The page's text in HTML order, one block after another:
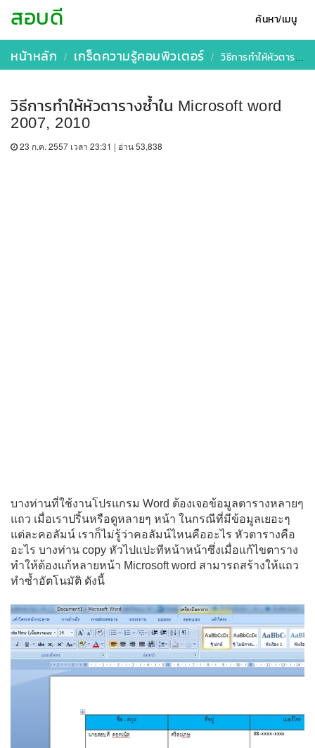
ค้นหา/เมนู
สอบดี
หน้าหลัก เกร็ดความรู้คอมพิวเตอร์ วิธีการทำให้หัวตารางซ้ำใน Microsoft word 2007, 2010
วิธีการทำให้หัวตารางซ้ำใน Microsoft word
2007, 2010
23 ก.ค. 2557 เวลา 23:31 | อ่าน 53,838
บางท่านที่ใช้งานโปรแกรม Word ต้องเจอข้อมูลตารางหลายๆ
แถว เมื่อเราปริ้นหรือดูหลายๆ หน้า ในกรณีที่มีข้อมูลเยอะๆ
แต่ละคอลัมน์ เราก็ไม่รู้ว่าคอลัมน์ไหนคืออะไร หัวตารางคือ
อะไร บางท่าน copy หัวไปแปะทีหน้าหน้าซึ่งเมื่อแก้ไขตาราง
ทำให้ต้องแก้หลายหน้า Microsoft word สามารถสร้างให้แถว
ทำซ้ำอัตโนมัติ ดังนี้